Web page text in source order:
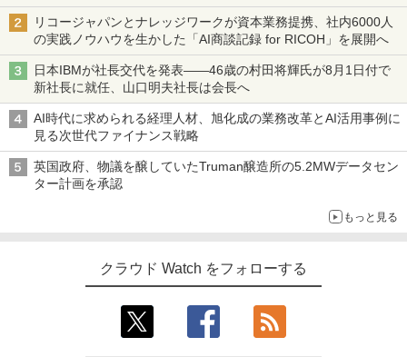
リコージャパンとナレッジワークが資本業務提携、社内6000人
の実践ノウハウを生かした「AI商談記録 for RICOH」を展開へ
日本IBMが社長交代を発表――46歳の村田将輝氏が8月1日付で
新社長に就任、山口明夫社長は会長へ
AI時代に求められる経理人材、旭化成の業務改革とAI活用事例に
見る次世代ファイナンス戦略
英国政府、物議を醸していたTruman醸造所の5.2MWデータセン
ター計画を承認
もっと見る
クラウド Watch をフォローする